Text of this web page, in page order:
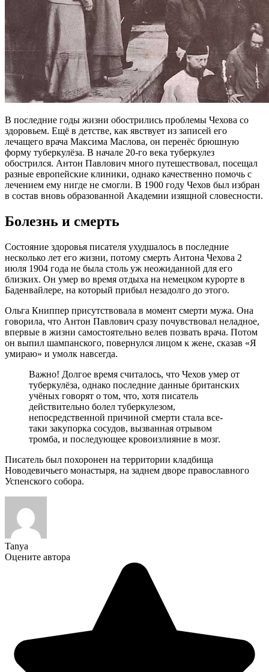
В последние годы жизни обострились проблемы Чехова со
здоровьем. Ещё в детстве, как явствует из записей его
лечащего врача Максима Маслова, он перенёс брюшную
форму туберкулёза. В начале 20-го века туберкулез
обострился. Антон Павлович много путешествовал, посещал
разные европейские клиники, однако качественно помочь с
лечением ему нигде не смогли. В 1900 году Чехов был избран
в состав вновь образованной Академии изящной словесности.
Болезнь и смерть
Состояние здоровья писателя ухудшалось в последние
несколько лет его жизни, потому смерть Антона Чехова 2
июля 1904 года не была столь уж неожиданной для его
близких. Он умер во время отдыха на немецком курорте в
Баденвайлере, на который прибыл незадолго до этого.
Ольга Книппер присутствовала в момент смерти мужа. Она
говорила, что Антон Павлович сразу почувствовал неладное,
впервые в жизни самостоятельно велев позвать врача. Потом
он выпил шампанского, повернулся лицом к жене, сказав «Я
умираю» и умолк навсегда.
Важно! Долгое время считалось, что Чехов умер от
туберкулёза, однако последние данные британских
учёных говорят о том, что, хотя писатель
действительно болел туберкулезом,
непосредственной причиной смерти стала все-
таки закупорка сосудов, вызванная отрывом
тромба, и последующее кровоизлияние в мозг.
Писатель был похоронен на территории кладбища
Новодевичьего монастыря, на заднем дворе православного
Успенского собора.
Tanya
Оцените автора